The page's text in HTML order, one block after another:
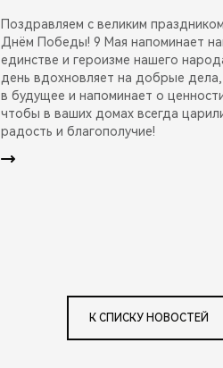
Поздравляем с великим
Днём Победы! 9 Мая напоминает
единстве и героизме нашего
день вдохновляет на добрые дела,
в будущее и напоминает о
чтобы в ваших домах всегда
радость и благополучие!
К СПИСКУ НОВОСТЕЙ